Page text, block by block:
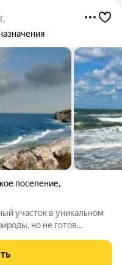
поселение,
участок в уникальном
но не готов
вид на море. Участки